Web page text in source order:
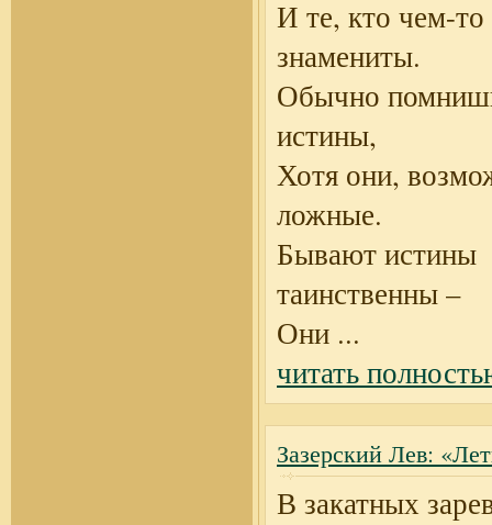
И те, кто чем-то
знамениты.
Обычно
истины,
Хотя они,
ложные.
Бывают истины
таинственны –
Они ...
читать
Зазерский Лев:
В закатных